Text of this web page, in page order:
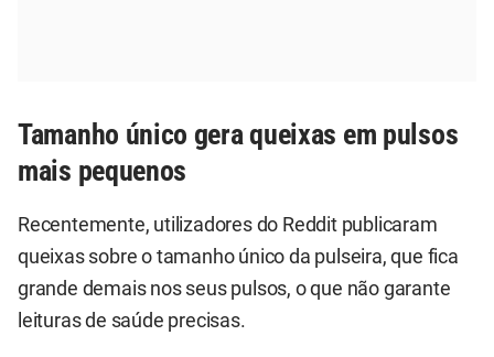
Tamanho único gera queixas em pulsos
mais pequenos
Recentemente, utilizadores do Reddit publicaram
queixas sobre o tamanho único da pulseira, que fica
grande demais nos seus pulsos, o que não garante
leituras de saúde precisas.